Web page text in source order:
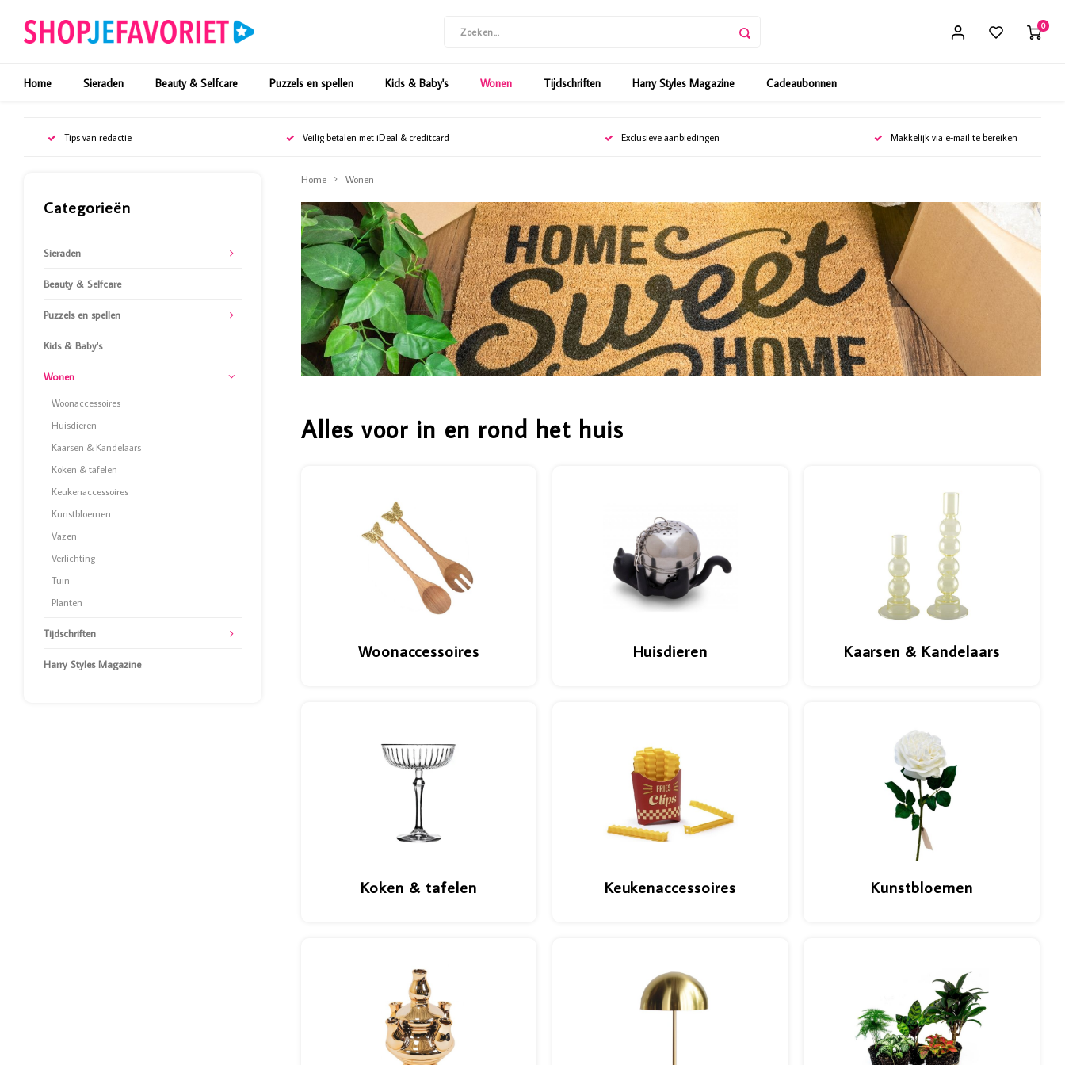
0
Home Sieraden Beauty & Selfcare Puzzels en spellen Kids & Baby's Wonen Tijdschriften Harry Styles Magazine Cadeaubonnen
Tips van redactie Veilig betalen met iDeal & creditcard Exclusieve aanbiedingen Makkelijk via e-mail te bereiken
Categorieën
Sieraden
Beauty & Selfcare
Puzzels en spellen
Kids & Baby's
Wonen
Woonaccessoires
Huisdieren
Kaarsen & Kandelaars
Koken & tafelen
Keukenaccessoires
Kunstbloemen
Vazen
Verlichting
Tuin
Planten
Tijdschriften
Harry Styles Magazine
Home Wonen
Alles voor in en rond het huis
Woonaccessoires Huisdieren Kaarsen & Kandelaars
Koken & tafelen Keukenaccessoires Kunstbloemen